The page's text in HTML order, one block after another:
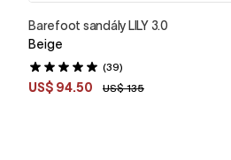
Barefoot sandály LILY 3.0
Beige
(39)
US$ 94.50 US$ 135